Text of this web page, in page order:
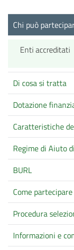
Chi può
Enti accreditati
Di cosa si tratta
Dotazione
Caratteristiche
Regime di Aiuto
BURL
Come partecipare
Procedura
Informazioni e